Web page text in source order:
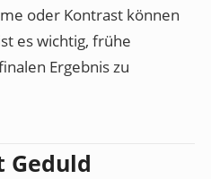
oder Kontrast können
es wichtig, frühe
Ergebnis zu
Geduld